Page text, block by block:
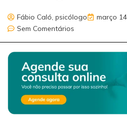
Fábio Caló, psicólogo março
Sem Comentários